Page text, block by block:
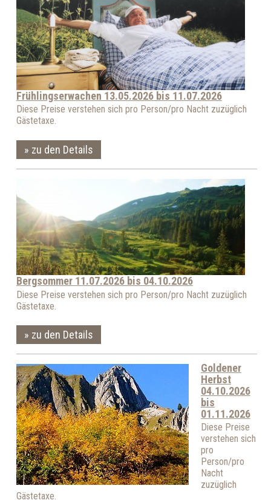
Frühlingserwachen 13.05.2026 bis 11.07.2026
Diese Preise verstehen sich pro Person/pro Nacht zuzüglich
Gästetaxe.
zu den Details
Bergsommer 11.07.2026 bis 04.10.2026
Diese Preise verstehen sich pro Person/pro Nacht zuzüglich
Gästetaxe.
zu den Details
Goldener
Herbst
04.10.2026
bis
01.11.2026
Diese Preise
verstehen sich
pro
Person/pro
Nacht
zuzüglich
Gästetaxe.